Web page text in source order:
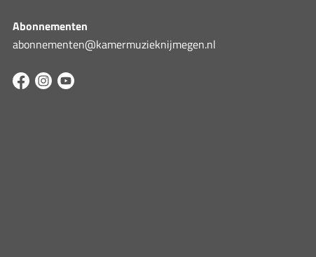
Abonnementen
abonnementen@kamermuzieknijmegen.nl